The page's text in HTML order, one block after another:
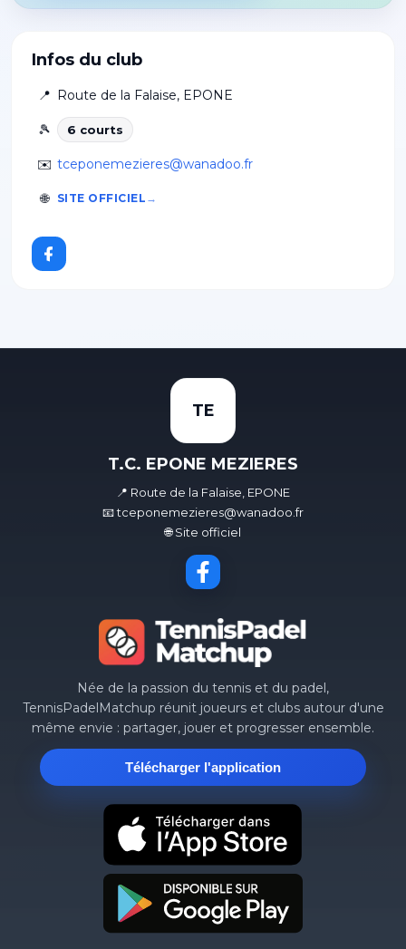
Infos du club
📍 Route de la Falaise, EPONE
🎾 6 courts
✉️ tceponemezieres@wanadoo.fr
🌐 SITE OFFICIEL
TE
T.C. EPONE MEZIERES
📍 Route de la Falaise, EPONE
📧 tceponemezieres@wanadoo.fr
🌐 Site officiel
Née de la passion du tennis et du padel,
TennisPadelMatchup réunit joueurs et clubs autour d'une
même envie : partager, jouer et progresser ensemble.
Télécharger l'application